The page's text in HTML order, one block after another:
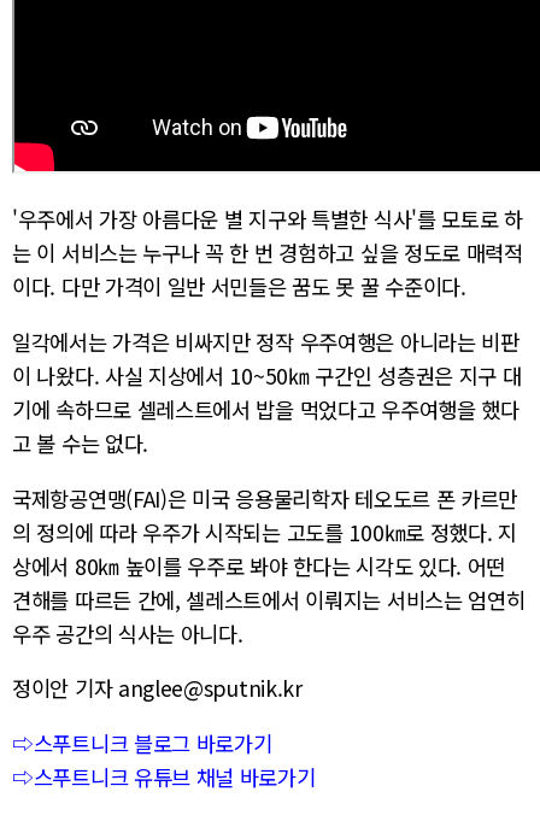
'우주에서 가장 아름다운 별 지구와 특별한 식사'를 모토로 하
는 이 서비스는 누구나 꼭 한 번 경험하고 싶을 정도로 매력적
이다. 다만 가격이 일반 서민들은 꿈도 못 꿀 수준이다.
일각에서는 가격은 비싸지만 정작 우주여행은 아니라는 비판
이 나왔다. 사실 지상에서 10~50㎞ 구간인 성층권은 지구 대
기에 속하므로 셀레스트에서 밥을 먹었다고 우주여행을 했다
고 볼 수는 없다.
국제항공연맹(FAI)은 미국 응용물리학자 테오도르 폰 카르만
의 정의에 따라 우주가 시작되는 고도를 100㎞로 정했다. 지
상에서 80㎞ 높이를 우주로 봐야 한다는 시각도 있다. 어떤
견해를 따르든 간에, 셀레스트에서 이뤄지는 서비스는 엄연히
우주 공간의 식사는 아니다.
정이안 기자 anglee@sputnik.kr
⇨스푸트니크 블로그 바로가기
⇨스푸트니크 유튜브 채널 바로가기